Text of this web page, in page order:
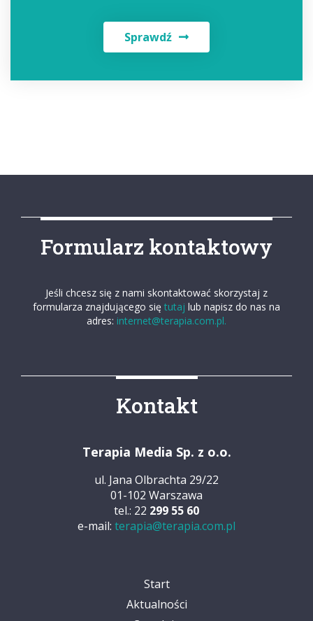
Sprawdź
Formularz kontaktowy
Jeśli chcesz się z nami skontaktować skorzystaj z
formularza znajdującego się tutaj lub napisz do nas na
adres: internet@terapia.com.pl.
Kontakt
Terapia Media Sp. z o.o.
ul. Jana Olbrachta 29/22
01-102 Warszawa
tel.: 22 299 55 60
e-mail: terapia@terapia.com.pl
Start
Aktualności